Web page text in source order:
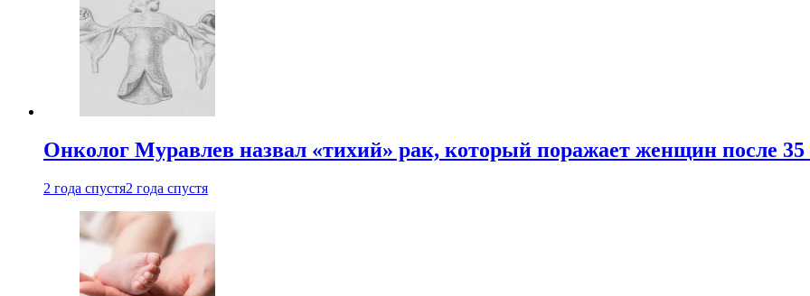
Онколог Муравлев назвал «тихий» рак, который поражает женщин после 35
2 года спустя2 года спустя